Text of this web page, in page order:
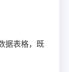
据表格，既